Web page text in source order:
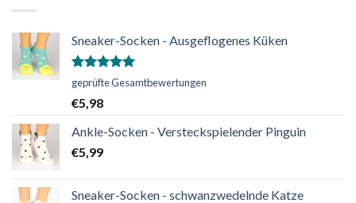
Sneaker-Socken - Ausgeflogenes Küken
Bewertet
von 5
geprüfte Gesamtbewertungen
€5,98
Ankle-Socken - Versteckspielender Pinguin
€5,99
Sneaker-Socken - schwanzwedelnde Katze